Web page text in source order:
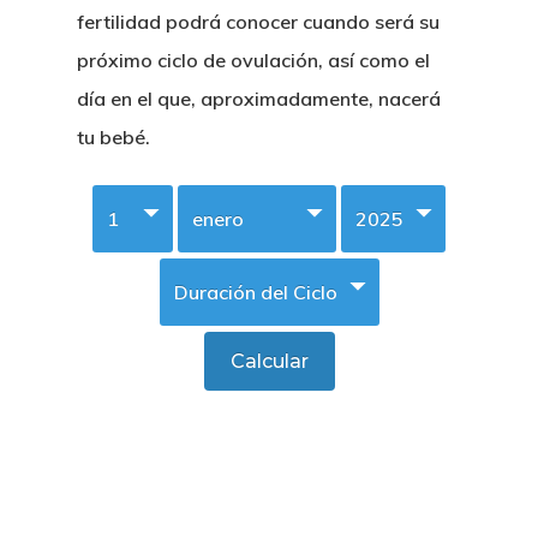
fertilidad podrá conocer cuando será su
próximo ciclo de ovulación, así como el
día en el que, aproximadamente, nacerá
tu bebé.